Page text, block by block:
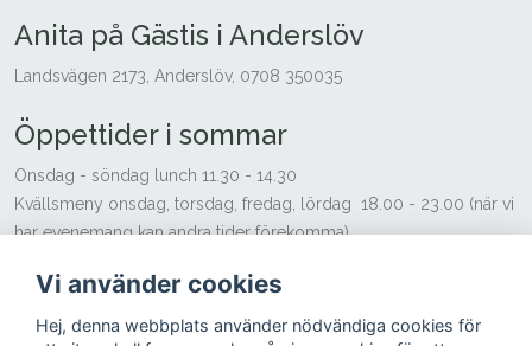
Anita på Gästis i Anderslöv
Landsvägen 2173, Anderslöv, 0708 350035
Öppettider i sommar
Onsdag - söndag lunch 11.30 - 14.30
Kvällsmeny onsdag, torsdag, fredag, lördag 18.00 - 23.00 (när vi
har evenemang kan andra tider förekomma)
Vi tar gärna emot beställningar på andra tider för sällskap över 20
personer.
Vi använder cookies
Hej, denna webbplats använder nödvändiga cookies för